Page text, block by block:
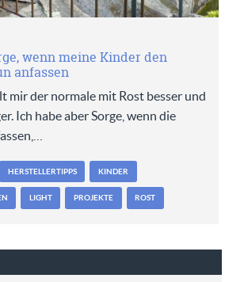
wenn meine Kinder den
anfassen
mir der normale mit Rost besser und
Ich habe aber Sorge, wenn die
HERSTELLERTIPPS KINDER
LIGHT PROJEKTE ROST